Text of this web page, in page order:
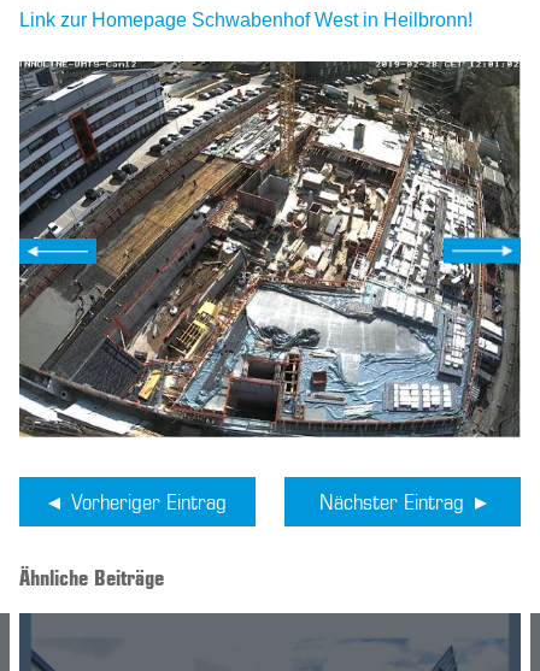
Link zur Homepage Schwabenhof West in Heilbronn!
Vorheriger Eintrag Nächster Eintrag
Ähnliche Beiträge